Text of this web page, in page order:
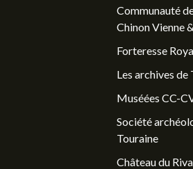
Communauté
Chinon Vienne
Forteresse
Les archives de
Muséées CC-
Société
Touraine
Château du